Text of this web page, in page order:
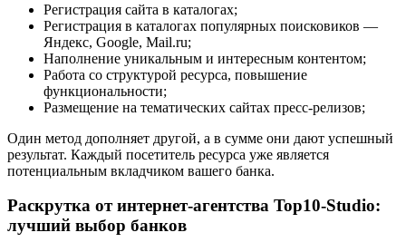
Регистрация сайта в каталогах;
Регистрация в каталогах популярных поисковиков —
Яндекс, Google, Mail.ru;
Наполнение уникальным и интересным контентом;
Работа со структурой ресурса, повышение
функциональности;
Размещение на тематических сайтах пресс-релизов;
Один метод дополняет другой, а в сумме они дают успешный
результат. Каждый посетитель ресурса уже является
потенциальным вкладчиком вашего банка.
Раскрутка от интернет-агентства Top10-Studio:
лучший выбор банков